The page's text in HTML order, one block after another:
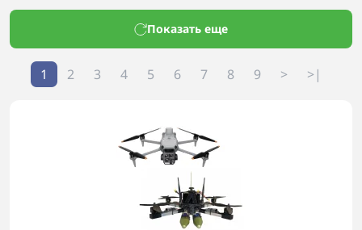
Показать еще
1 2 3 4 5 6 7 8 9 > >|